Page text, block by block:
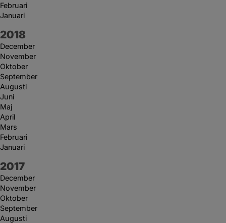
Februari
Januari
År:
2018
December
November
Oktober
September
Augusti
Juni
Maj
April
Mars
Februari
Januari
År:
2017
December
November
Oktober
September
Augusti